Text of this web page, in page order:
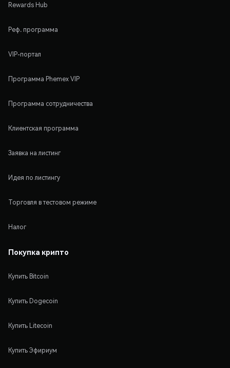
Rewards Hub
Реф. программа
VIP-портал
Программа Phemex VIP
Программа сотрудничества
Клиентская программа
Заявка на листинг
Идея по листингу
Торговля в тестовом режиме
Налог
Покупка крипто
Купить Bitcoin
Купить Dogecoin
Купить Litecoin
Купить Эфириум